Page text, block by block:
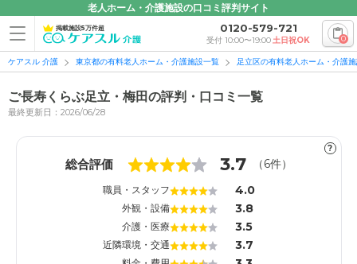
老人ホーム・介護施設の口コミ評判サイト
掲載施設5万件超 0120-579-721
受付 10:00〜19:00土日祝OK 0
ケアスル 介護 東京都の有料老人ホーム・介護施設一覧 足立区の有料老人ホーム・介護
ご長寿くらぶ足立・梅田の評判・口コミ一覧
最終更新日：2026/06/28
?
総合評価 3.7 （6件）
職員・スタッフ 4.0
外観・設備 3.8
介護・医療 3.5
近隣環境・交通 3.7